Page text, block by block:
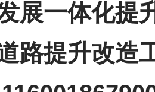
询价采购
谈判采购
展一体化
路提升改造